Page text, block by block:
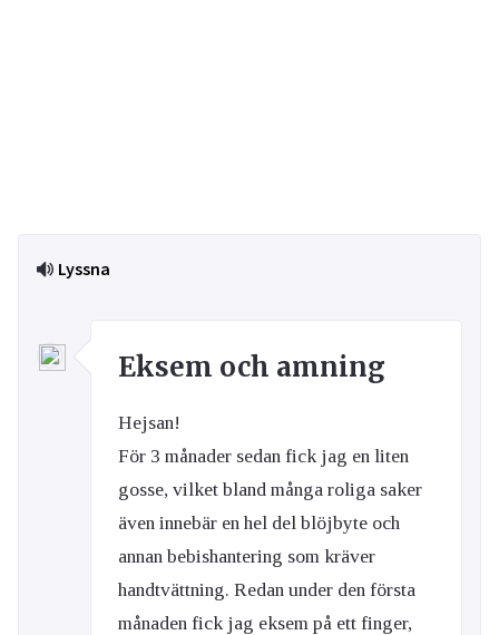
Lyssna
Eksem och amning
Hejsan!
För 3 månader sedan fick jag en liten
gosse, vilket bland många roliga saker
även innebär en hel del blöjbyte och
annan bebishantering som kräver
handtvättning. Redan under den första
månaden fick jag eksem på ett finger,